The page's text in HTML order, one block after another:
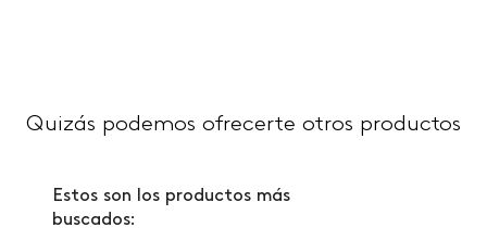
Quizás podemos ofrecerte otros productos
Estos son los productos más
buscados: